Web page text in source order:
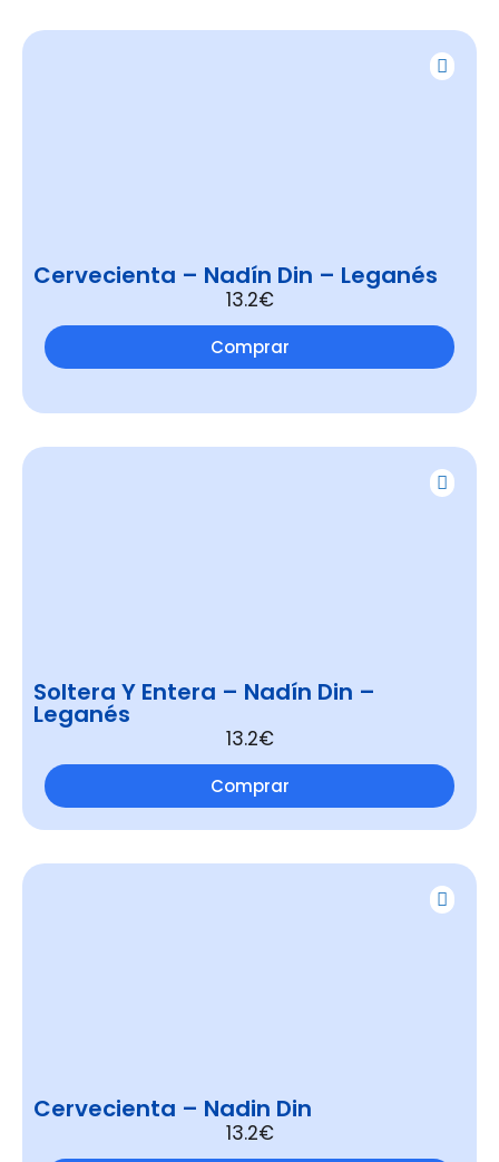
Cervecienta – Nadín Din – Leganés
13.2€
Comprar
Soltera Y Entera – Nadín Din –
Leganés
13.2€
Comprar
Cervecienta – Nadin Din
13.2€